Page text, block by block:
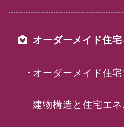
オーダーメイド住
オーダーメイド住
建物構造と住宅エ